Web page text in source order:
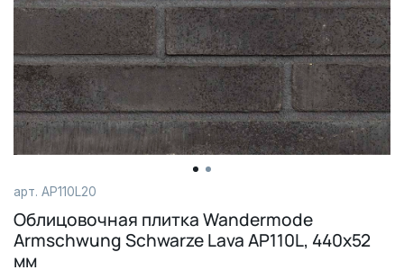
арт. AP110L20
Облицовочная плитка Wandermode
Armschwung Schwarze Lava AP110L, 440х52
мм